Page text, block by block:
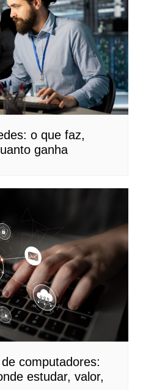
o que faz,
ganha
computadores:
estudar, valor,